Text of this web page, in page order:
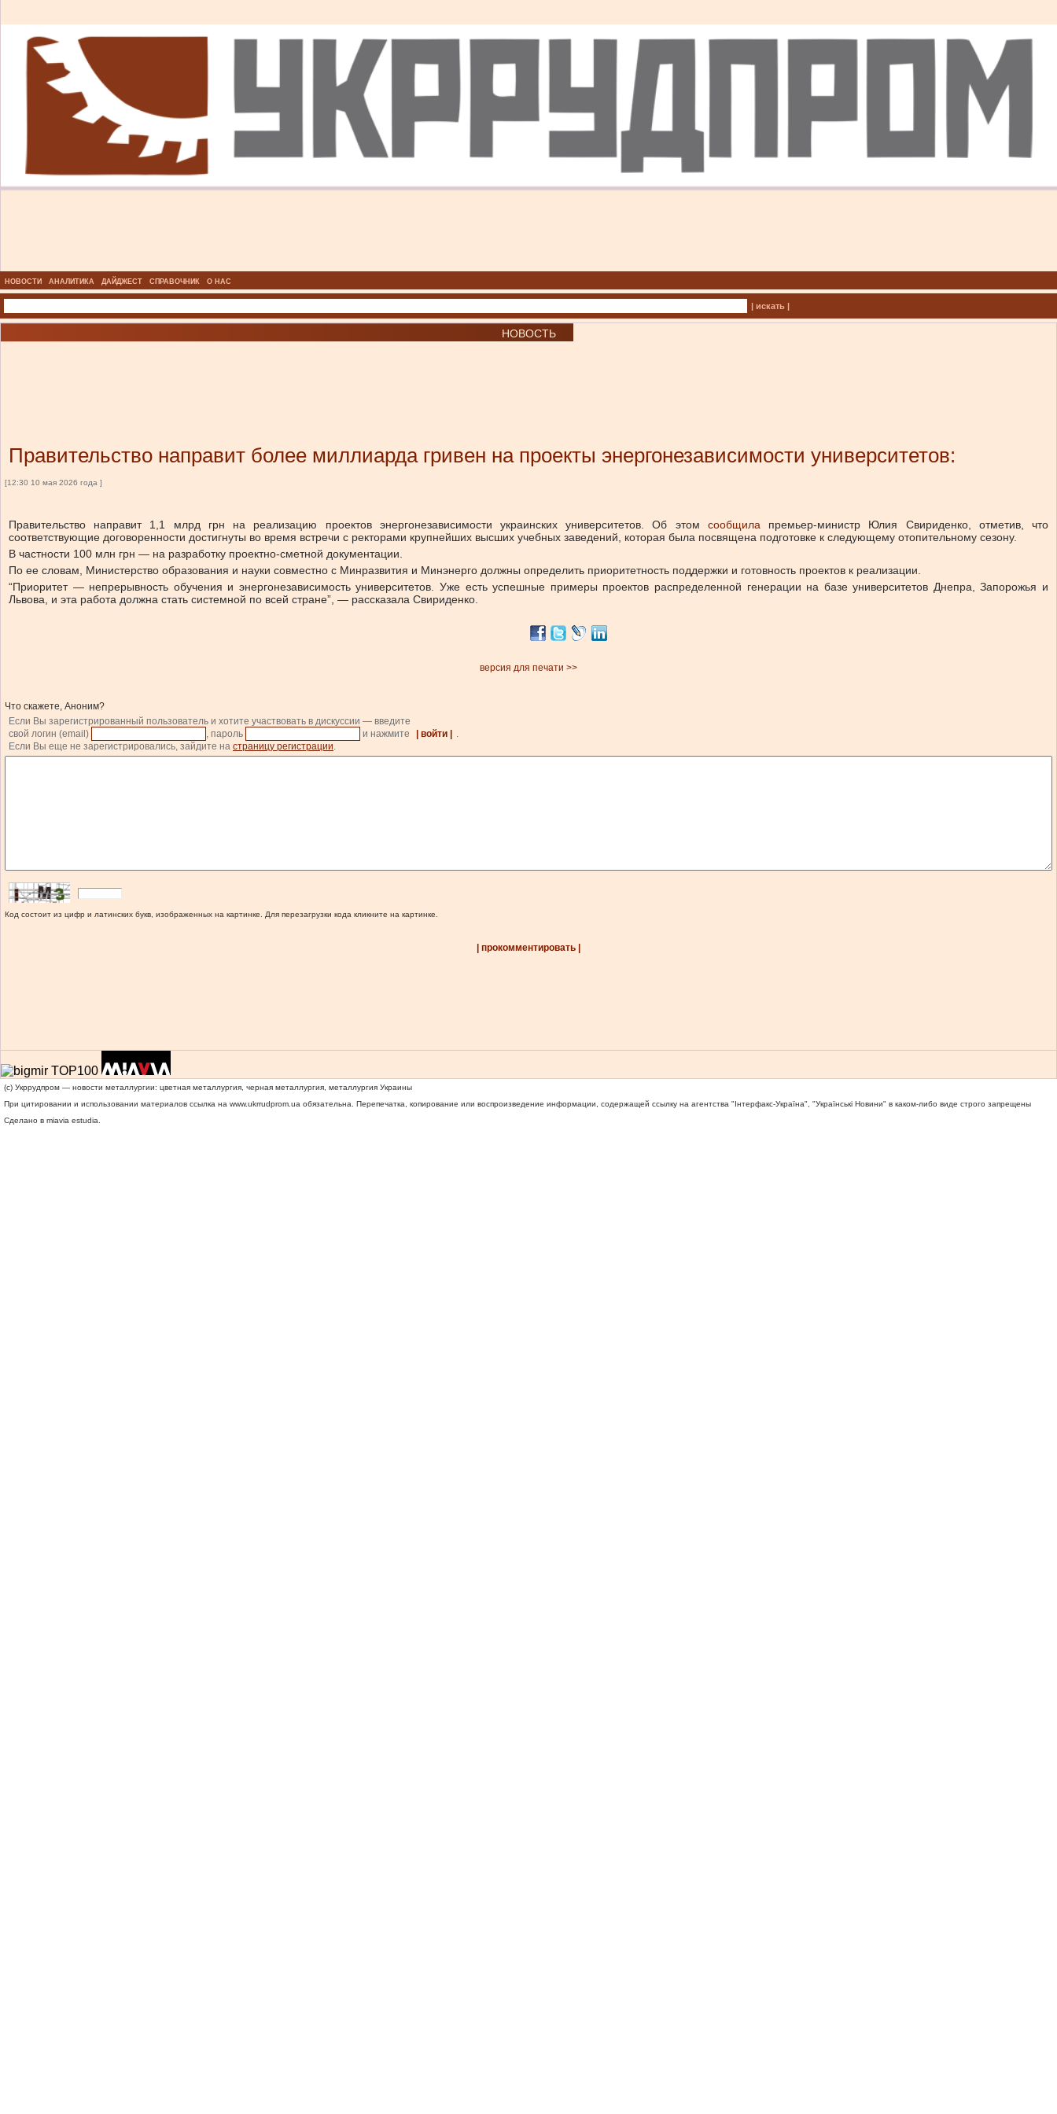
НОВОСТИ АНАЛИТИКА ДАЙДЖЕСТ СПРАВОЧНИК О НАС
| искать |
НОВОСТЬ
Правительство направит более миллиарда гривен на проекты энергонезависимости университетов:
[12:30 10 мая 2026 года ]
Правительство направит 1,1 млрд грн на реализацию проектов энергонезависимости украинских университетов. Об этом сообщила
премьер-министр Юлия Свириденко, отметив, что
соответствующие договоренности достигнуты во время встречи с ректорами крупнейших высших учебных заведений, которая была посвящена подготовке к следующему отопительному сезону.
В частности 100 млн грн — на разработку проектно-сметной документации.
По ее словам, Министерство образования и науки совместно с Минразвития и Минэнерго должны определить приоритетность поддержки и готовность проектов к реализации.
“Приоритет — непрерывность обучения и энергонезависимость университетов. Уже есть успешные примеры проектов распределенной генерации на базе университетов Днепра, Запорожья и
Львова, и эта работа должна стать системной по всей стране”, — рассказала Свириденко.
версия для печати >>
Что скажете, Аноним?
Если Вы зарегистрированный пользователь и хотите участвовать в дискуссии — введите
свой логин (email)
, пароль и нажмите | войти |
.
Если Вы еще не зарегистрировались, зайдите на страницу регистрации.
Код состоит из цифр и латинских букв, изображенных на картинке. Для перезагрузки кода кликните на картинке.
| прокомментировать |
(c) Укррудпром — новости металлургии: цветная металлургия, черная металлургия, металлургия Украины
При цитировании и использовании материалов ссылка на www.ukrrudprom.ua обязательна. Перепечатка, копирование или воспроизведение информации, содержащей ссылку на агентства "Iнтерфакс-Україна", "Українськi Новини" в каком-либо виде строго запрещены
Сделано в miavia estudia.